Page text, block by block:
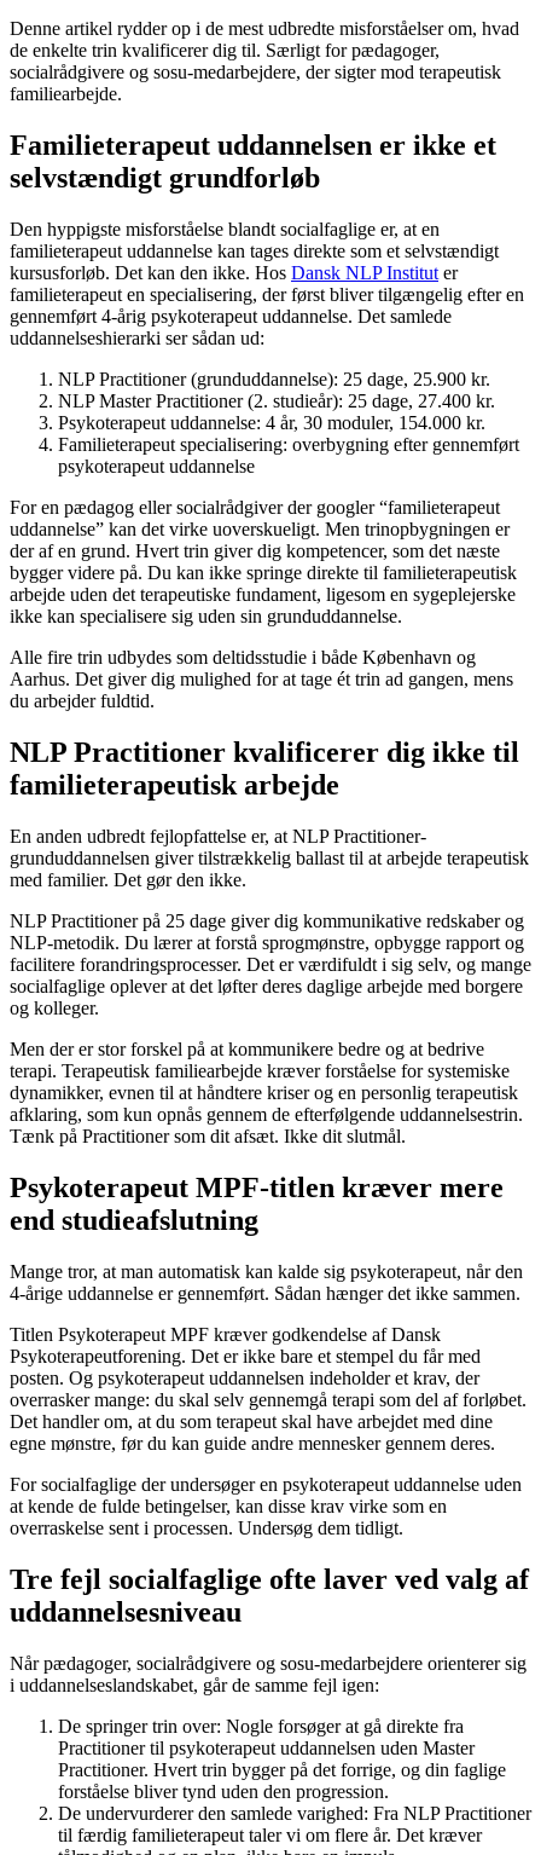
Denne artikel rydder op i de mest udbredte misforståelser om, hvad
de enkelte trin kvalificerer dig til. Særligt for pædagoger,
socialrådgivere og sosu-medarbejdere, der sigter mod terapeutisk
familiearbejde.
Familieterapeut uddannelsen er ikke et
selvstændigt grundforløb
Den hyppigste misforståelse blandt socialfaglige er, at en
familieterapeut uddannelse kan tages direkte som et selvstændigt
kursusforløb. Det kan den ikke. Hos Dansk NLP Institut er
familieterapeut en specialisering, der først bliver tilgængelig efter en
gennemført 4-årig psykoterapeut uddannelse. Det samlede
uddannelseshierarki ser sådan ud:
NLP Practitioner (grunduddannelse): 25 dage, 25.900 kr.
NLP Master Practitioner (2. studieår): 25 dage, 27.400 kr.
Psykoterapeut uddannelse: 4 år, 30 moduler, 154.000 kr.
Familieterapeut specialisering: overbygning efter gennemført
psykoterapeut uddannelse
For en pædagog eller socialrådgiver der googler “familieterapeut
uddannelse” kan det virke uoverskueligt. Men trinopbygningen er
der af en grund. Hvert trin giver dig kompetencer, som det næste
bygger videre på. Du kan ikke springe direkte til familieterapeutisk
arbejde uden det terapeutiske fundament, ligesom en sygeplejerske
ikke kan specialisere sig uden sin grunduddannelse.
Alle fire trin udbydes som deltidsstudie i både København og
Aarhus. Det giver dig mulighed for at tage ét trin ad gangen, mens
du arbejder fuldtid.
NLP Practitioner kvalificerer dig ikke til
familieterapeutisk arbejde
En anden udbredt fejlopfattelse er, at NLP Practitioner-
grunduddannelsen giver tilstrækkelig ballast til at arbejde terapeutisk
med familier. Det gør den ikke.
NLP Practitioner på 25 dage giver dig kommunikative redskaber og
NLP-metodik. Du lærer at forstå sprogmønstre, opbygge rapport og
facilitere forandringsprocesser. Det er værdifuldt i sig selv, og mange
socialfaglige oplever at det løfter deres daglige arbejde med borgere
og kolleger.
Men der er stor forskel på at kommunikere bedre og at bedrive
terapi. Terapeutisk familiearbejde kræver forståelse for systemiske
dynamikker, evnen til at håndtere kriser og en personlig terapeutisk
afklaring, som kun opnås gennem de efterfølgende uddannelsestrin.
Tænk på Practitioner som dit afsæt. Ikke dit slutmål.
Psykoterapeut MPF-titlen kræver mere
end studieafslutning
Mange tror, at man automatisk kan kalde sig psykoterapeut, når den
4-årige uddannelse er gennemført. Sådan hænger det ikke sammen.
Titlen Psykoterapeut MPF kræver godkendelse af Dansk
Psykoterapeutforening. Det er ikke bare et stempel du får med
posten. Og psykoterapeut uddannelsen indeholder et krav, der
overrasker mange: du skal selv gennemgå terapi som del af forløbet.
Det handler om, at du som terapeut skal have arbejdet med dine
egne mønstre, før du kan guide andre mennesker gennem deres.
For socialfaglige der undersøger en psykoterapeut uddannelse uden
at kende de fulde betingelser, kan disse krav virke som en
overraskelse sent i processen. Undersøg dem tidligt.
Tre fejl socialfaglige ofte laver ved valg af
uddannelsesniveau
Når pædagoger, socialrådgivere og sosu-medarbejdere orienterer sig
i uddannelseslandskabet, går de samme fejl igen:
De springer trin over: Nogle forsøger at gå direkte fra
Practitioner til psykoterapeut uddannelsen uden Master
Practitioner. Hvert trin bygger på det forrige, og din faglige
forståelse bliver tynd uden den progression.
De undervurderer den samlede varighed: Fra NLP Practitioner
til færdig familieterapeut taler vi om flere år. Det kræver